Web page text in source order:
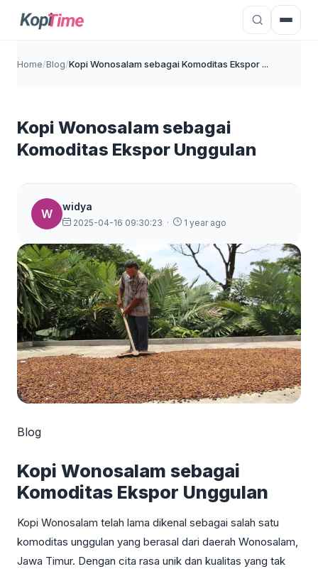
Home/Blog/Kopi Wonosalam sebagai Komoditas Ekspor ...
Kopi Wonosalam sebagai
Komoditas Ekspor Unggulan
W
widya
2025-04-16 09:30:23 · 1 year ago
Blog
Kopi Wonosalam sebagai
Komoditas Ekspor Unggulan
Kopi Wonosalam telah lama dikenal sebagai salah satu
komoditas unggulan yang berasal dari daerah Wonosalam,
Jawa Timur. Dengan cita rasa unik dan kualitas yang tak